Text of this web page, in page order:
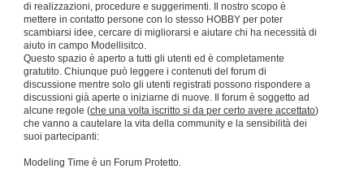
di realizzazioni, procedure e suggerimenti. Il nostro scopo è
mettere in contatto persone con lo stesso HOBBY per poter
scambiarsi idee, cercare di migliorarsi e aiutare chi ha necessità di
aiuto in campo Modellisitco.
Questo spazio è aperto a tutti gli utenti ed è completamente
gratutito. Chiunque può leggere i contenuti del forum di
discussione mentre solo gli utenti registrati possono rispondere a
discussioni già aperte o iniziarne di nuove. Il forum è soggetto ad
alcune regole (che una volta iscritto si da per certo avere accettato)
che vanno a cautelare la vita della community e la sensibilità dei
suoi partecipanti:
Modeling Time è un Forum Protetto.